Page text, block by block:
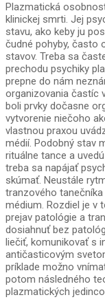
Plazmatická
klinickej smrti. Jej
stavu, ako keby ju
čudné pohyby, často
stavov. Treba sa
prechodu psychiky
prepne do nám
organizovania častíc
boli prvky dočasne
vytvorenie niečoho
vlastnou praxou
médií. Podobný stav
rituálne tance a
treba sa napájať
skúmať. Neustále
tranzového
médium. Rozdiel je v
prejav patológie a
dosiahnuť bez
liečiť, komunikovať s
antičasticovým
príklade možno
potom následného
plazmatických